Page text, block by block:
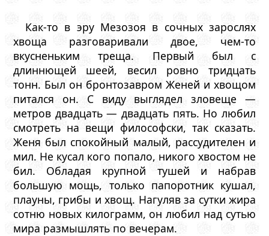
Как-то в эру Мезозоя в сочных зарослях
хвоща разговаривали двое, чем-то
вкусненьким треща. Первый был с
длиннющей шеей, весил ровно тридцать
тонн. Был он бронтозавром Женей и хвощом
питался он. С виду выглядел зловеще —
метров двадцать — двадцать пять. Но любил
смотреть на вещи философски, так сказать.
Женя был спокойный малый, рассудителен и
мил. Не кусал кого попало, никого хвостом не
бил. Обладая крупной тушей и набрав
большую мощь, только папоротник кушал,
плауны, грибы и хвощ. Нагуляв за сутки жира
сотню новых килограмм, он любил над сутью
мира размышлять по вечерам.